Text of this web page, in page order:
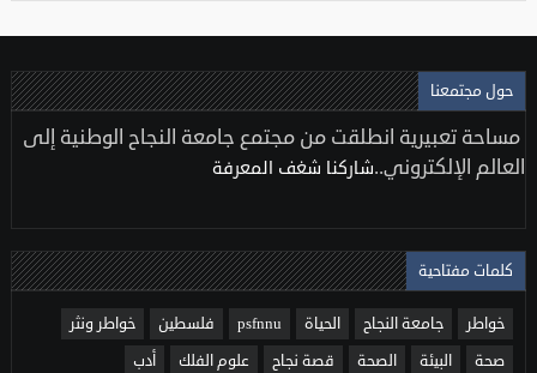
حول مجتمعنا
مساحة تعبيرية انطلقت من مجتمع جامعة النجاح الوطنية إلى
العالم الإلكتروني..شاركنا شغف المعرفة
كلمات مفتاحية
خواطر جامعة النجاح الحياة psfnnu فلسطين
خواطر ونثر
صحة
البيئة الصحة قصة نجاح علوم الفلك
أدب